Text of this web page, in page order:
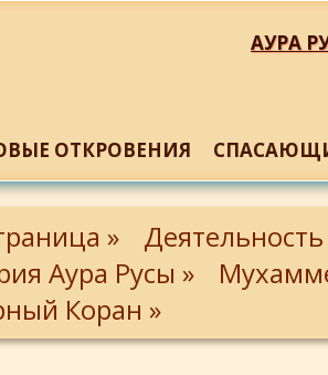
АУРА
ОТКРОВЕНИЯ
»
Аура Русы »
Коран »